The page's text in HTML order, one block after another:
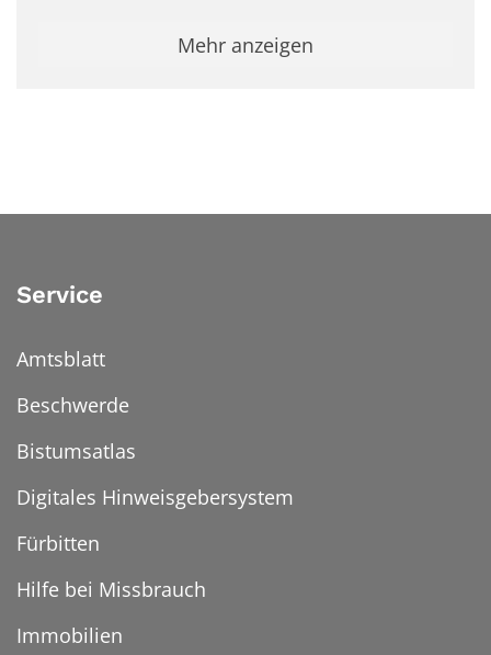
Mehr anzeigen
Service
Amtsblatt
Beschwerde
Bistumsatlas
Digitales Hinweisgebersystem
Fürbitten
Hilfe bei Missbrauch
Immobilien